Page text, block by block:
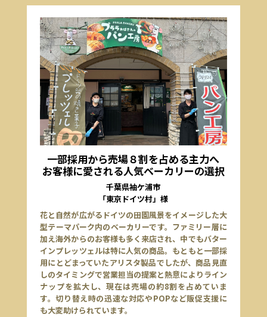
一部採用から売場８割を占める主力へ
お客様に愛される人気ベーカリーの選択
千葉県袖ケ浦市
「東京ドイツ村」様
花と自然が広がるドイツの田園風景をイメージした大
型テーマパーク内のベーカリーです。ファミリー層に
加え海外からのお客様も多く来店され、中でもバター
インプレッツェルは特に人気の商品。もともと一部採
用にとどまっていたアリスタ製品でしたが、商品見直
しのタイミングで営業担当の提案と熱意によりライン
ナップを拡大し、現在は売場の約8割を占めていま
す。切り替え時の迅速な対応やPOPなど販促支援に
も大変助けられています。